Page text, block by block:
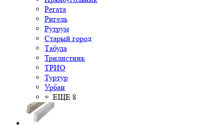
Регата
Ригель
Рутрум
Старый город
Табула
Трилистник
ТРИО
Туртур
Урбан
+ ЕЩЕ 8